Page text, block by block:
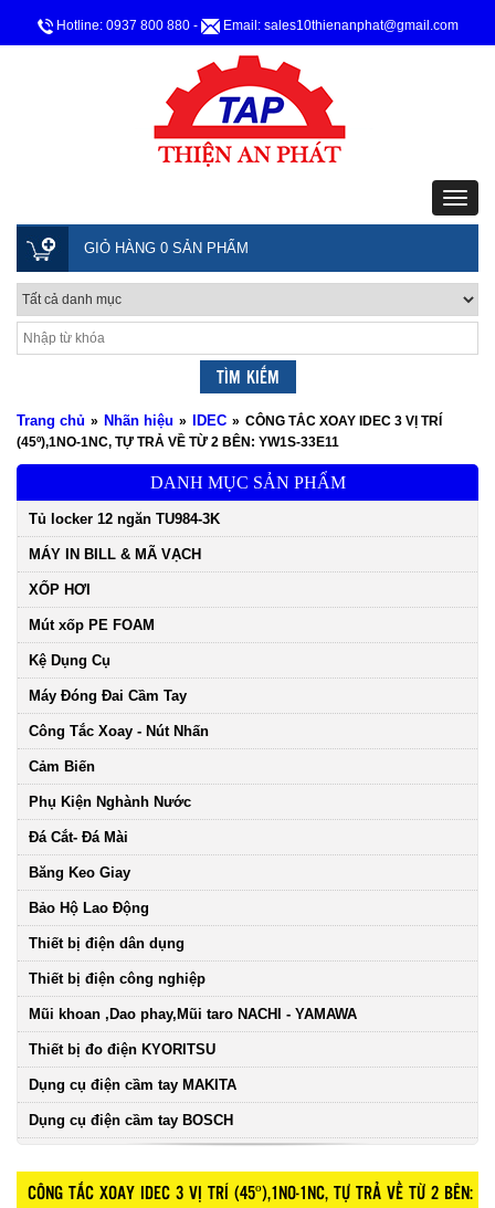
Hotline: 0937 800 880 - Email: sales10thienanphat@gmail.com
GIỎ HÀNG 0 SẢN PHẨM
Trang chủ » Nhãn hiệu » IDEC » CÔNG TẮC XOAY IDEC 3 VỊ TRÍ
(45º),1NO-1NC, TỰ TRẢ VỀ TỪ 2 BÊN: YW1S-33E11
DANH MỤC SẢN PHẨM
Tủ locker 12 ngăn TU984-3K
MÁY IN BILL & MÃ VẠCH
XỐP HƠI
Mút xốp PE FOAM
Kệ Dụng Cụ
Máy Đóng Đai Cầm Tay
Công Tắc Xoay - Nút Nhấn
Cảm Biến
Phụ Kiện Nghành Nước
Đá Cắt- Đá Mài
Băng Keo Giay
Bảo Hộ Lao Động
Thiết bị điện dân dụng
Thiết bị điện công nghiệp
Mũi khoan ,Dao phay,Mũi taro NACHI - YAMAWA
Thiết bị đo điện KYORITSU
Dụng cụ điện cầm tay MAKITA
Dụng cụ điện cầm tay BOSCH
CÔNG TẮC XOAY IDEC 3 VỊ TRÍ (45º),1NO-1NC, TỰ TRẢ VỀ TỪ 2 BÊN: